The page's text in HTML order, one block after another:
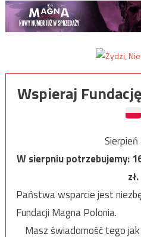
Wspieraj
W sierpniu potrzebujemy:
zł.
Państwa wsparcie jest
Fundacji Magna Polonia.
Masz świadomość tego